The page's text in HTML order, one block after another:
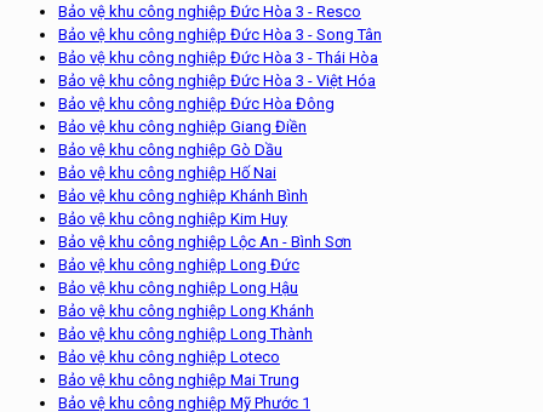
Bảo vệ khu công nghiệp Đức Hòa 3 - Resco
Bảo vệ khu công nghiệp Đức Hòa 3 - Song Tân
Bảo vệ khu công nghiệp Đức Hòa 3 - Thái Hòa
Bảo vệ khu công nghiệp Đức Hòa 3 - Việt Hóa
Bảo vệ khu công nghiệp Đức Hòa Đông
Bảo vệ khu công nghiệp Giang Điền
Bảo vệ khu công nghiệp Gò Dầu
Bảo vệ khu công nghiệp Hố Nai
Bảo vệ khu công nghiệp Khánh Bình
Bảo vệ khu công nghiệp Kim Huy
Bảo vệ khu công nghiệp Lộc An - Bình Sơn
Bảo vệ khu công nghiệp Long Đức
Bảo vệ khu công nghiệp Long Hậu
Bảo vệ khu công nghiệp Long Khánh
Bảo vệ khu công nghiệp Long Thành
Bảo vệ khu công nghiệp Loteco
Bảo vệ khu công nghiệp Mai Trung
Bảo vệ khu công nghiệp Mỹ Phước 1